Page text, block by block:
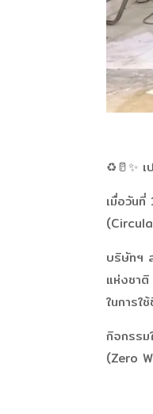
♻️🥛✨
เมื่อวัน
บริษัทฯ
แห่งชาติ
ในการใ
กิจกรร
(Zero